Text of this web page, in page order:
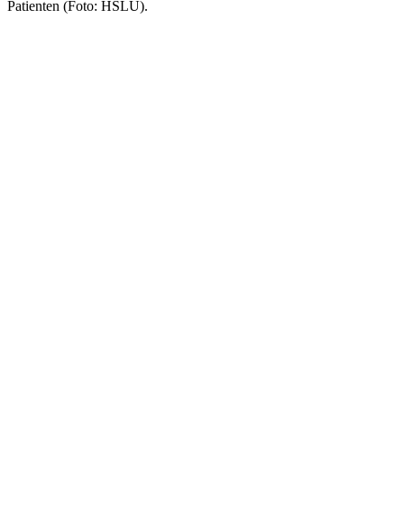
Patienten (Foto: HSLU).